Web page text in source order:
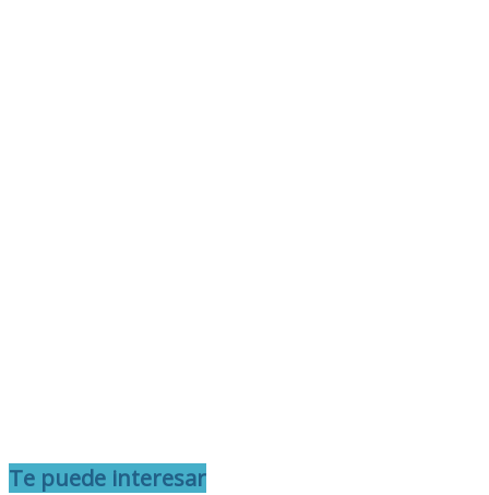
Te puede interesar